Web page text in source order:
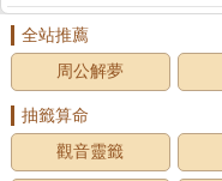
全站推薦
周公解夢
抽籤算命
觀音靈籤